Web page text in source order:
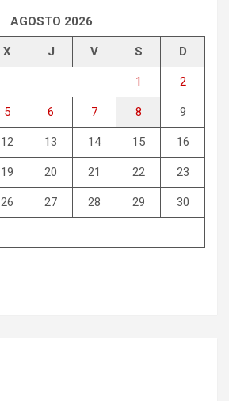
AGOSTO 2026
X J V S D
1 2
5 6 7 8 9
12 13 14 15 16
19 20 21 22 23
26 27 28 29 30